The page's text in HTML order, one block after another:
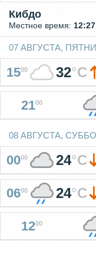
Кибдо
Местное время: 12:27
07 АВГУСТА,
1500 32°C
2100
08 АВГУСТА,
0000 24°C
0600 24°C
1200